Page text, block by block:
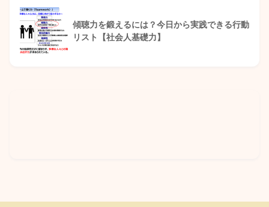
傾聴力を鍛えるには？今日から実践できる行動
リスト【社会人基礎力】